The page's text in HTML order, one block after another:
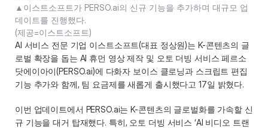
▲이스트소프트가 PERSO.ai의 신규 기능을 추가하며 대규모 업
데이트를 진행했다.
(제공=이스트소프트)
AI 서비스 전문 기업 이스트소프트(대표 정상원)는 K-콘텐츠의 글
로벌 확장을 돕는 AI 휴먼 영상 제작 및 오토 더빙 서비스 페르소
닷에이아이(PERSO.ai)에 다화자 보이스 클로닝과 스크립트 편집
기능 추가와 함께, 팀 요금제를 새롭게 출시했다고 17일 밝혔다.
이번 업데이트에서 PERSO.ai는 K-콘텐츠의 글로벌화를 가속할 신
규 기능을 대거 탑재했다. 특히, 오토 더빙 서비스 ‘AI 비디오 트랜